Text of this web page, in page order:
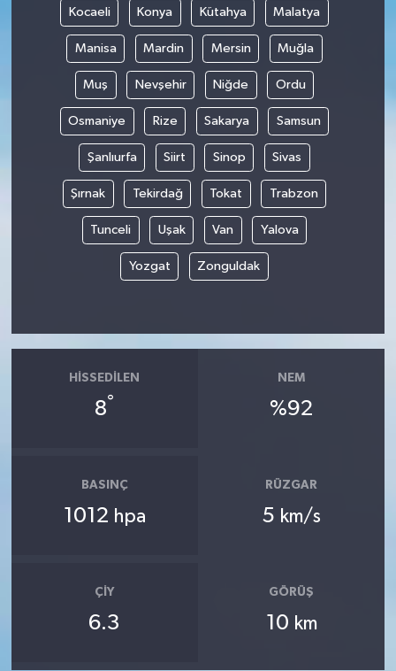
Kocaeli Konya Kütahya Malatya
Manisa Mardin Mersin Muğla
Muş Nevşehir Niğde Ordu
Osmaniye Rize Sakarya Samsun
Şanlıurfa Siirt Sinop Sivas
Şırnak Tekirdağ Tokat Trabzon
Tunceli Uşak Van Yalova
Yozgat Zonguldak
HISSEDILEN
8°
NEM
%92
BASINÇ
1012 hpa
RÜZGAR
5 km/s
ÇIY
6.3
GÖRÜŞ
10 km